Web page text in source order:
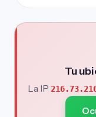
Tu
La IP